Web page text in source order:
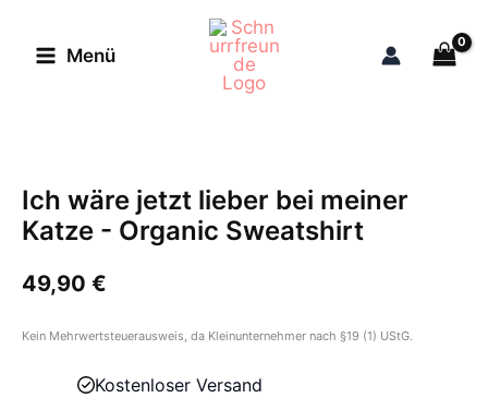
Inhalt
Menü
Ich wäre jetzt lieber bei meiner
Katze - Organic Sweatshirt
49,90 €
Kein Mehrwertsteuerausweis, da Kleinunternehmer nach §19 (1) UStG.
Kostenloser Versand